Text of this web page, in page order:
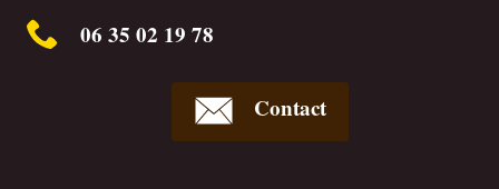
06 35 02 19 78
Contact